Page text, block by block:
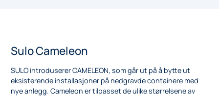
Sulo Cameleon
SULO introduserer CAMELEON, som går ut på å bytte ut
eksisterende installasjoner på nedgravde containere med
nye anlegg. Cameleon er tilpasset de ulike størrelsene av